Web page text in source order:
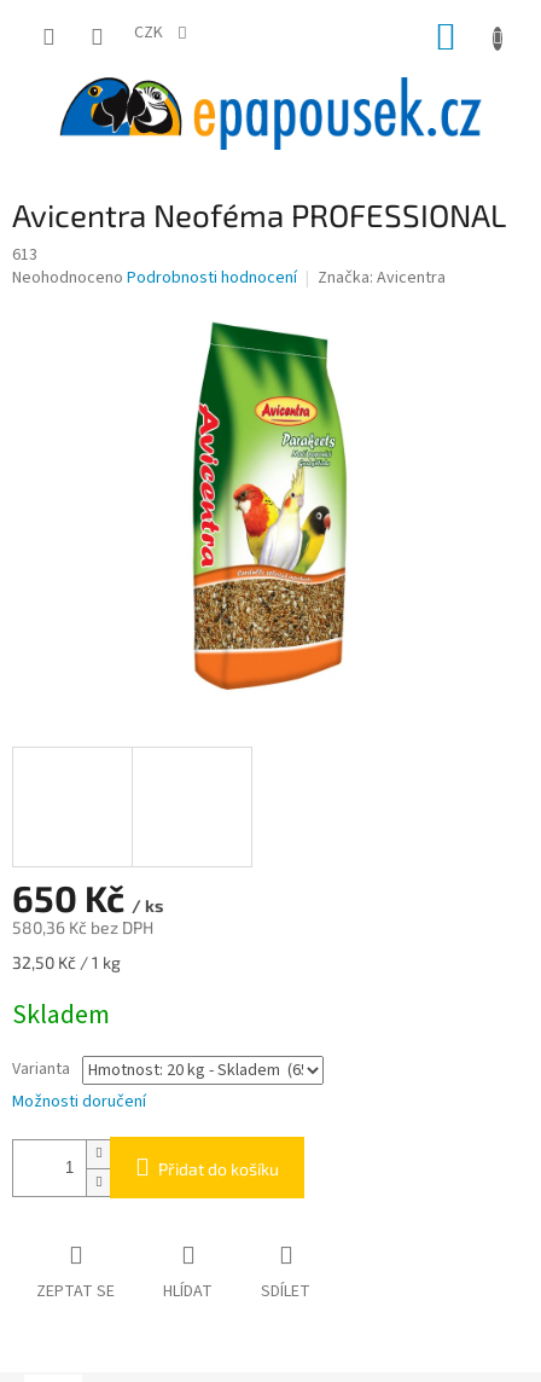
CZK
Avicentra Neoféma PROFESSIONAL
613
Průměrné
Neohodnoceno Podrobnosti hodnocení Značka: Avicentra
650 Kč / ks
580,36 Kč bez DPH
Měrná
32,50 Kč / 1 kg
Skladem
Varianta
Možnosti doručení
Přidat do košíku
ZEPTAT SE HLÍDAT SDÍLET